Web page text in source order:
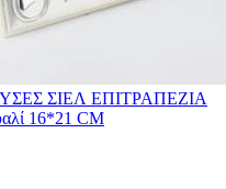
ΣΙΕΛ ΕΠΙΤΡΑΠΕΖΙΑ
16*21 CM